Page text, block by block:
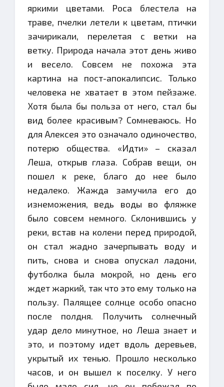
яркими цветами. Роса блестела на
траве, пчелки летели к цветам, птички
зачирикали, перелетая с ветки на
ветку. Природа начала этот день живо
и весело. Совсем не похожа эта
картина на пост-апокалипсис. Только
человека не хватает в этом пейзаже.
Хотя была бы польза от него, стал бы
вид более красивым? Сомневаюсь. Но
для Алексея это означало одиночество,
потерю общества. «Идти» – сказал
Леша, открыв глаза. Собрав вещи, он
пошел к реке, благо до нее было
недалеко. Жажда замучила его до
изнеможения, ведь воды во фляжке
было совсем немного. Склонившись у
реки, встав на колени перед природой,
он стал жадно зачерпывать воду и
пить, снова и снова опускал ладони,
футболка была мокрой, но день его
ждет жаркий, так что это ему только на
пользу. Палящее солнце особо опасно
после полдня. Получить солнечный
удар дело минутное, но Леша знает и
это, и поэтому идет вдоль деревьев,
укрытый их тенью. Прошло несколько
часов, и он вышел к поселку. У него